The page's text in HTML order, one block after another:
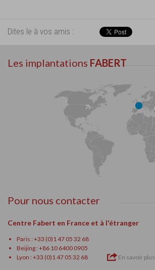
Dites le à vos amis :
Les implantations FABERT
Pour nous contacter
Centre Fabert en France et à l'étranger
Paris : +33 (0)1 47 05 32 68
Beijing : +86 10 6400 0905
Lyon : +33 (0)1 47 05 32 68
En savoir plus